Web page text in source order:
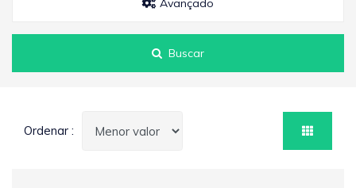
Avançado
Buscar
Ordenar :